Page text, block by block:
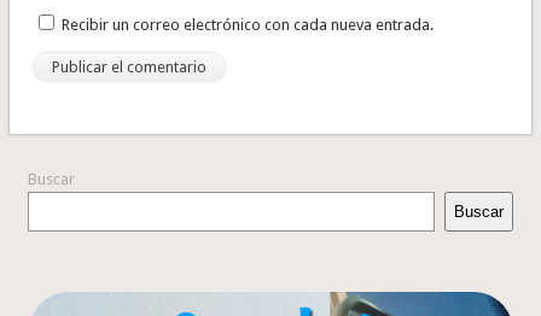
Recibir un correo electrónico con cada nueva entrada.
Buscar
Buscar